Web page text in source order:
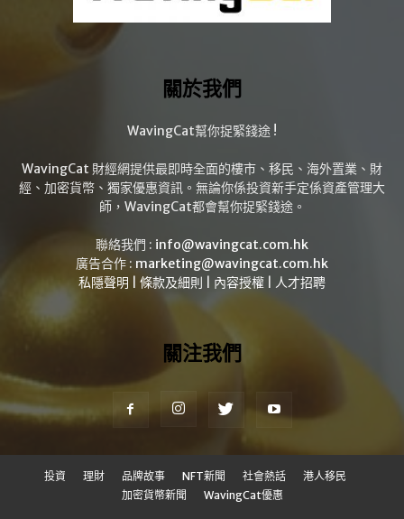
關於我們
WavingCat幫你捉緊錢途 !
WavingCat 財經網提供最即時全面的樓市、移民、海外置業、財
經、加密貨幣、獨家優惠資訊。無論你係投資新手定係資產管理大
師，WavingCat都會幫你捉緊錢途。
聯絡我們 : info@wavingcat.com.hk
廣告合作 : marketing@wavingcat.com.hk
私隱聲明
條款及細則 內容授權 人才招聘
關注我們
投資 理財 品牌故事 NFT新聞 社會熱話
港人移民
加密貨幣新聞
WavingCat優惠